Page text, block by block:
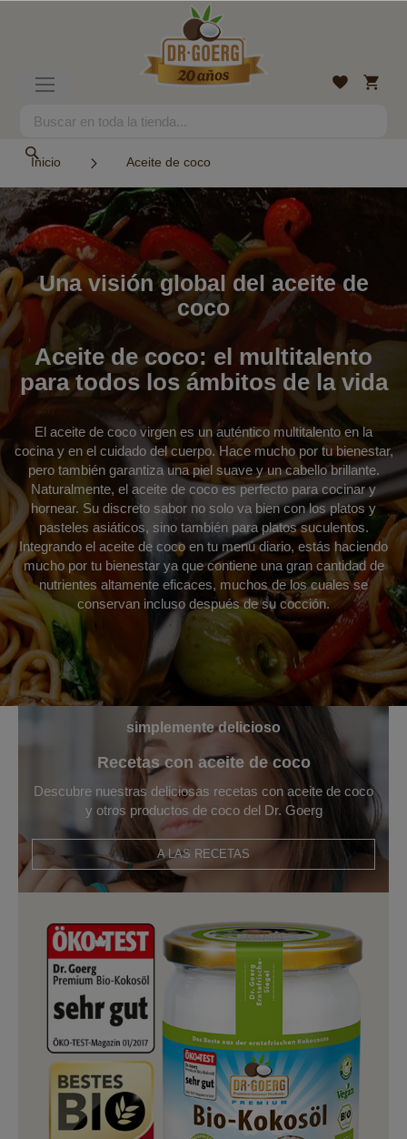
Search
Lista
Mi
cesta
Inicio Aceite de coco
Una visión global del aceite de
coco
Aceite de coco: el multitalento
para todos los ámbitos de la vida
El aceite de coco virgen es un auténtico multitalento en la
cocina y en el cuidado del cuerpo. Hace mucho por tu bienestar,
pero también garantiza una piel suave y un cabello brillante.
Naturalmente, el aceite de coco es perfecto para cocinar y
hornear. Su discreto sabor no solo va bien con los platos y
pasteles asiáticos, sino también para platos suculentos.
Integrando el aceite de coco en tu menú diario, estás haciendo
mucho por tu bienestar ya que contiene una gran cantidad de
nutrientes altamente eficaces, muchos de los cuales se
conservan incluso después de su cocción.
simplemente delicioso
Recetas con aceite de coco
Descubre nuestras deliciosas recetas con aceite de coco
y otros productos de coco del Dr. Goerg
A LAS RECETAS